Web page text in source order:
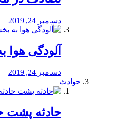
دسامبر 24, 2019
آلودگی
دسامبر 24, 2019
حوادث
️حادثه پشت